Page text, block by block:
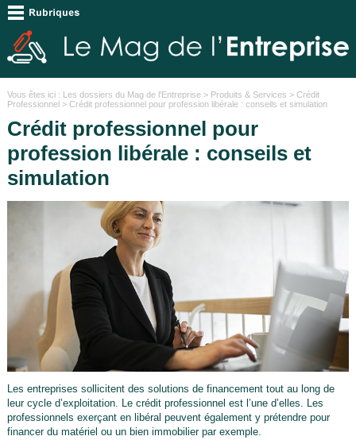
Vous êtes ici : Les dossiers du Mag de l'Entreprise> Produits & Services > Crédit
Professionnel> Crédit professionnel pour profession libérale : conseils et simulation
Crédit professionnel pour
profession libérale : conseils et
simulation
Les entreprises sollicitent des solutions de financement tout au long de
leur cycle d’exploitation. Le crédit professionnel est l’une d’elles. Les
professionnels exerçant en libéral peuvent également y prétendre pour
financer du matériel ou un bien immobilier par exemple.